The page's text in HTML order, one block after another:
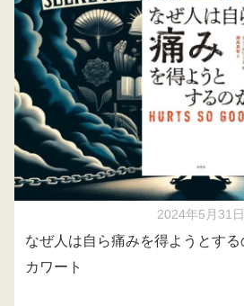
2024年5月31日
なぜ人は自ら痛みを得ようとする
カワート